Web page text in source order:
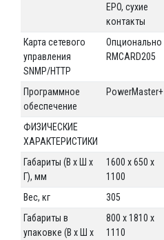
EPO, сухие
контакты
Карта сетевого
управления
SNMP/HTTP
Опционально
RMCARD205
Программное
обеспечение
PowerMaster+
ФИЗИЧЕСКИЕ
ХАРАКТЕРИСТИКИ
Габариты (В х Ш х
Г), мм
1600 х 650 х
1100
Вес, кг
305
Габариты в
упаковке (В х Ш х
800 x 1810 x
1110